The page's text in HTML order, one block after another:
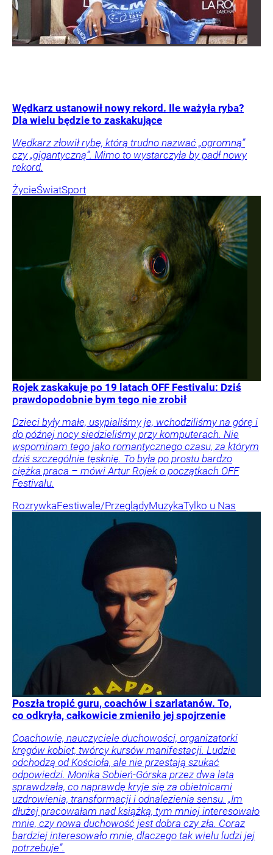
Wędkarz ustanowił nowy rekord. Ile ważyła ryba?
Dla wielu będzie to zaskakujące
Wędkarz złowił rybę, którą trudno nazwać „ogromną”
czy „gigantyczną”. Mimo to wystarczyła by padł nowy
rekord.
ŻycieŚwiatSport
Rojek zaskakuje po 19 latach OFF Festivalu: Dziś
prawdopodobnie bym tego nie zrobił
Dzieci były małe, usypialiśmy je, wchodziliśmy na górę i
do późnej nocy siedzieliśmy przy komputerach. Nie
wspominam tego jako romantycznego czasu, za którym
dziś szczególnie tęsknię. To była po prostu bardzo
ciężka praca – mówi Artur Rojek o początkach OFF
Festivalu.
RozrywkaFestiwale/PrzeglądyMuzykaTylko u Nas
Poszła tropić guru, coachów i szarlatanów. To,
co odkryła, całkowicie zmieniło jej spojrzenie
Coachowie, nauczyciele duchowości, organizatorki
kręgów kobiet, twórcy kursów manifestacji. Ludzie
odchodzą od Kościoła, ale nie przestają szukać
odpowiedzi. Monika Sobień-Górska przez dwa lata
sprawdzała, co naprawdę kryje się za obietnicami
uzdrowienia, transformacji i odnalezienia sensu. „Im
dłużej pracowałam nad książką, tym mniej interesowało
mnie, czy nowa duchowość jest dobra czy zła. Coraz
bardziej interesowało mnie, dlaczego tak wielu ludzi jej
potrzebuje”.